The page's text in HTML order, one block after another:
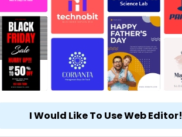
I Would Like To Use Web Editor!